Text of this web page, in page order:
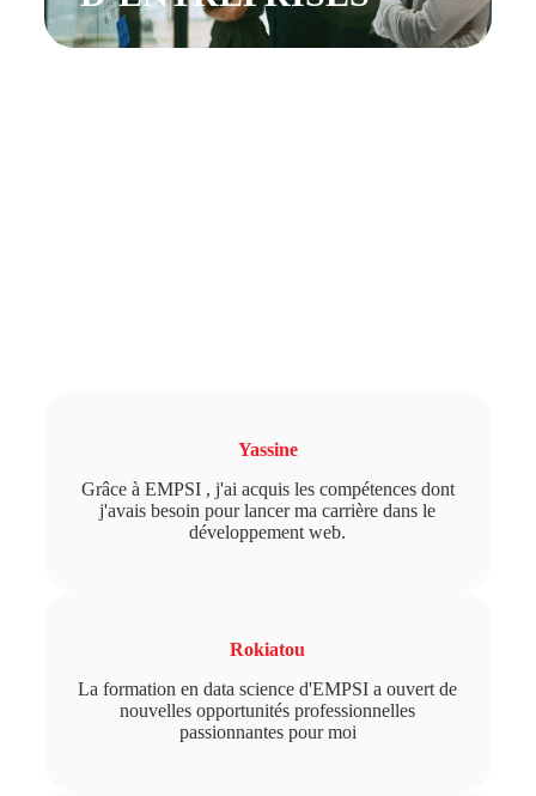
Yassine
Grâce à EMPSI , j'ai acquis les compétences dont
j'avais besoin pour lancer ma carrière dans le
développement web.
Rokiatou
La formation en data science d'EMPSI a ouvert de
nouvelles opportunités professionnelles
passionnantes pour moi